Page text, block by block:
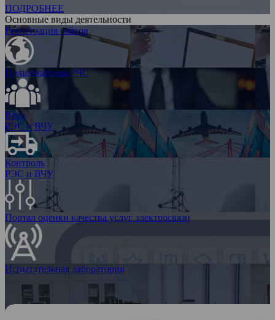
ПОДРОБНЕЕ
Основные виды деятельности
Регистрация сайтов
Пользователям РЧС
Ввоз
РЭС и ВЧУ
Контроль
РЭС и ВЧУ
Портал оценки качества услуг электросвязи
Испытательная лаборатория